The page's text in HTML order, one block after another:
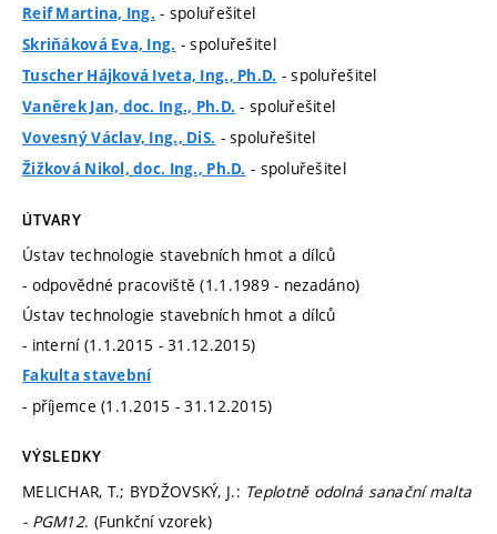
Reif Martina, Ing. - spoluřešitel
Skriňáková Eva, Ing. - spoluřešitel
Tuscher Hájková Iveta, Ing., Ph.D. - spoluřešitel
Vaněrek Jan, doc. Ing., Ph.D. - spoluřešitel
Vovesný Václav, Ing., DiS. - spoluřešitel
Žižková Nikol, doc. Ing., Ph.D. - spoluřešitel
ÚTVARY
Ústav technologie stavebních hmot a dílců
- odpovědné pracoviště (1.1.1989 - nezadáno)
Ústav technologie stavebních hmot a dílců
- interní (1.1.2015 - 31.12.2015)
Fakulta stavební
- příjemce (1.1.2015 - 31.12.2015)
VÝSLEDKY
MELICHAR, T.; BYDŽOVSKÝ, J.: Teplotně odolná sanační malta
- PGM12. (Funkční vzorek)